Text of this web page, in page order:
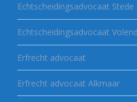
Echtscheidingsadvocaat Stede
Echtscheidingsadvocaat
Erfrecht advocaat
Erfrecht advocaat Alkmaar